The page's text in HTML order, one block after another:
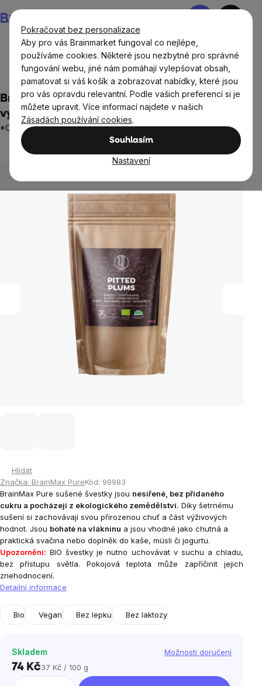
Pokračovat bez personalizace
Aby pro vás Brainmarket fungoval co nejlépe,
používáme cookies. Některé jsou nezbytné pro správné
fungování webu, jiné nám pomáhají vylepšovat obsah,
pamatovat si váš košík a zobrazovat nabídky, které jsou
pro vás opravdu relevantní. Podle vašich preferencí si je
můžete upravit. Více informací najdete v našich
Zásadách používání cookies.
Souhlasím
Nastavení
na
obsah
Nákupní
Potraviny Sušené plody Sušené ovoce a zelenina
BrainMax Pure® Švestky sušené
vypeckované BIO, 200 g
*CZ-BIO-001 certifikát
Průměrné
produktu
Hlídat
Značka: BrainMax PureKód: 99983
BrainMax Pure sušené švestky jsou nesiřené, bez přidaného
cukru a pocházejí z ekologického zemědělství. Díky šetrnému
sušení si zachovávají svou přirozenou chuť a část výživových
hodnot. Jsou bohaté na vlákninu a jsou vhodné jako chutná a
praktická svačina nebo doplněk do kaše, müsli či jogurtu.
Upozornění: BIO švestky je nutno uchovávat v suchu a chladu,
bez přístupu světla. Pokojová teplota může zapříčinit jejich
znehodnocení.
Detailní informace
Bio Vegan Bez lepku Bez laktozy
Skladem Možnosti doručení
74 KčMěrná
37 Kč / 100 g